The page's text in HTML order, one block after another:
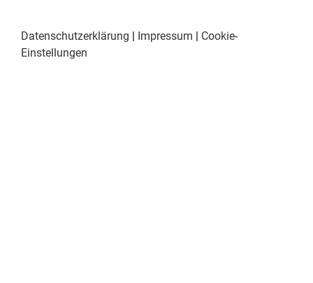
Datenschutzerklärung | Impressum | Cookie-
Einstellungen